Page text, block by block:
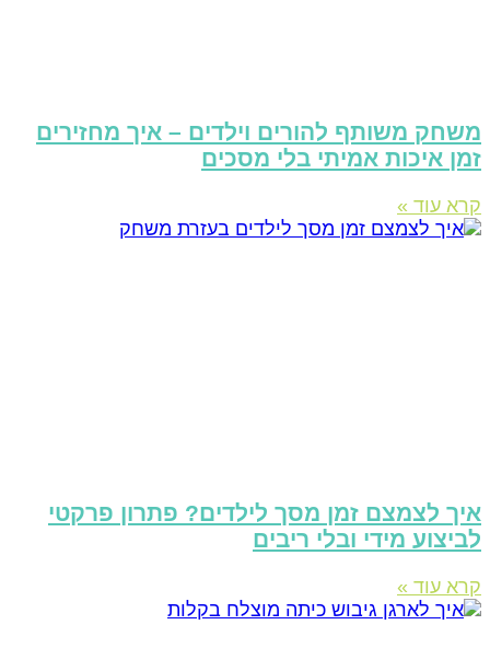
משותף להורים וילדים – איך מחזירים
איכות אמיתי בלי מסכים
עוד »
לצמצם זמן מסך לילדים? פתרון פרקטי
מידי ובלי ריבים
עוד »